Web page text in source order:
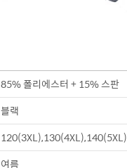
85% 폴리에스터 + 15% 스판
블랙
120(3XL),130(4XL),140(5XL)
여름